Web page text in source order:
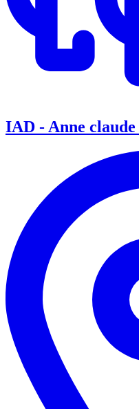
IAD - Anne